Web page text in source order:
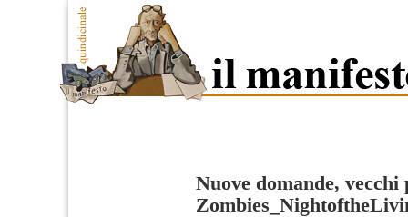
Nuove domande, vecchi